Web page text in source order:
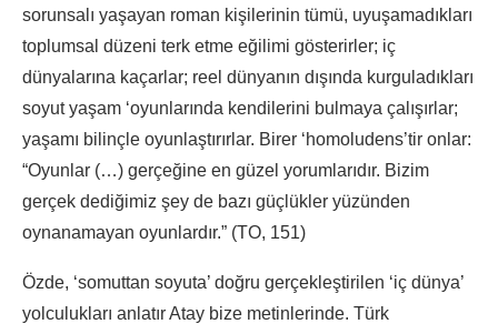
sorunsalı yaşayan roman kişilerinin tümü, uyuşamadıkları
toplumsal düzeni terk etme eğilimi gösterirler; iç
dünyalarına kaçarlar; reel dünyanın dışında kurguladıkları
soyut yaşam ‘oyunlarında kendilerini bulmaya çalışırlar;
yaşamı bilinçle oyunlaştırırlar. Birer ‘homoludens’tir onlar:
“Oyunlar (…) gerçeğine en güzel yorumlarıdır. Bizim
gerçek dediğimiz şey de bazı güçlükler yüzünden
oynanamayan oyunlardır.” (TO, 151)
Özde, ‘somuttan soyuta’ doğru gerçekleştirilen ‘iç dünya’
yolculukları anlatır Atay bize metinlerinde. Türk